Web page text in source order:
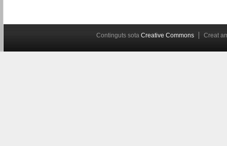
Continguts sota Creative Commons Creat